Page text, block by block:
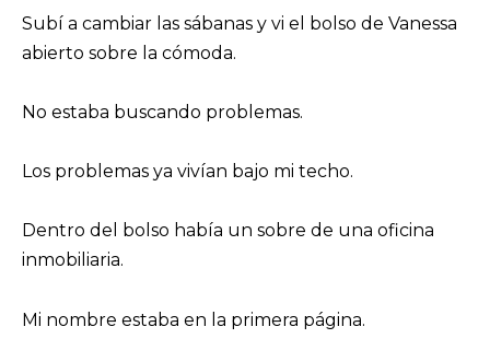
Subí a cambiar las sábanas y vi el bolso de Vanessa
abierto sobre la cómoda.
No estaba buscando problemas.
Los problemas ya vivían bajo mi techo.
Dentro del bolso había un sobre de una oficina
inmobiliaria.
Mi nombre estaba en la primera página.